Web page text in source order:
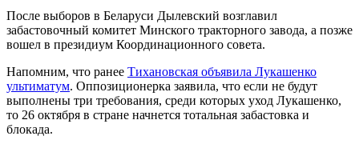
После выборов в Беларуси Дылевский возглавил
забастовочный комитет Минского тракторного завода, а позже
вошел в президиум Координационного совета.
Напомним, что ранее Тихановская объявила Лукашенко
ультиматум. Оппозиционерка заявила, что если не будут
выполнены три требования, среди которых уход Лукашенко,
то 26 октября в стране начнется тотальная забастовка и
блокада.